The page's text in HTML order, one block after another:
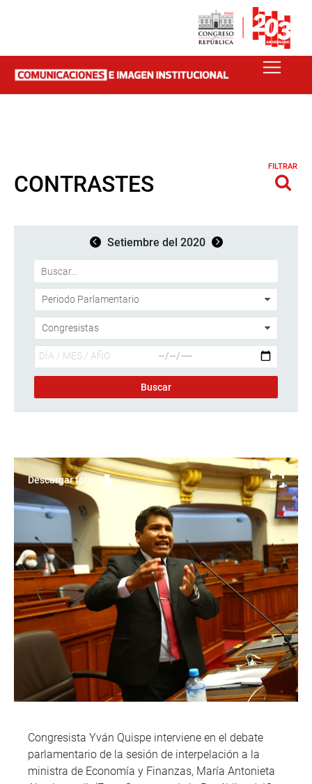
CONTRASTES
FILTRAR
Setiembre del 2020
Descargar foto
Congresista Yván Quispe interviene en el debate
parlamentario de la sesión de interpelación a la
ministra de Economía y Finanzas, María Antonieta